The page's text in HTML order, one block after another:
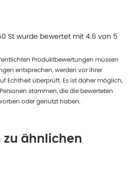
St wurde bewertet mit 4.6 von 5
Produktbewertungen müssen
entsprechen, werden vor ihrer
Echtheit überprüft. Es ist daher möglich,
stammen, die die bewerteten
oder genutzt haben.
zu ähnlichen